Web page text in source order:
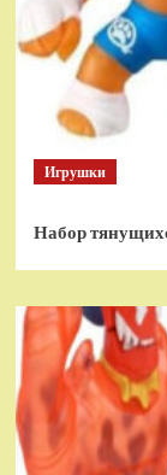
Игрушки
Набор